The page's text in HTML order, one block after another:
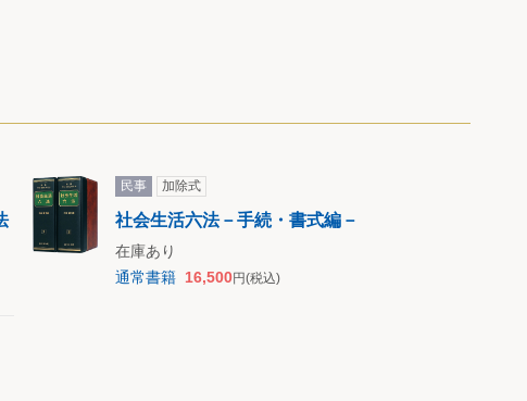
民事 加除式
社会生活六法－手続・書式編－
在庫あり
通常書籍 16,500円(税込)